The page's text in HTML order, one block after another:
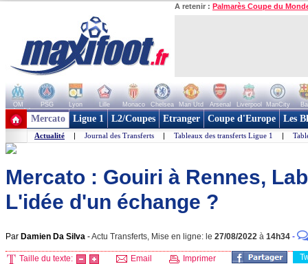
A retenir : Palmarès Coupe du
OM PSG Lyon Lille Monaco Chelsea Man Utd Arsenal Liverpool ManCity
+ de clubs
Mercato Ligue 1 L2/Coupes Etranger Coupe d'Europe Les
Actualité | Journal des Transferts | Tableaux des transferts Ligue 1 |
Mercato : Gouiri à Rennes,
L'idée d'un échange ?
Par Damien Da Silva -Actu Transferts, Mise en ligne: le 27/08/2022 à 14h34 -
Taille du texte: Email Imprimer